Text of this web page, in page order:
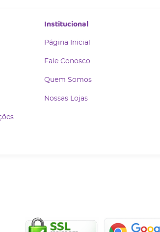
Institucional
Página Inicial
Fale Conosco
Quem Somos
Nossas Lojas